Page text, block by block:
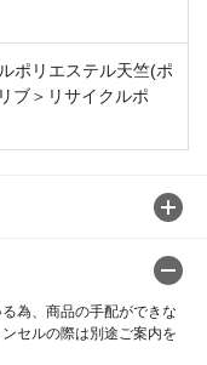
ポリエステル天竺(ポ
ブ＞リサイクルポ
為、商品の手配ができな
セルの際は別途ご案内を